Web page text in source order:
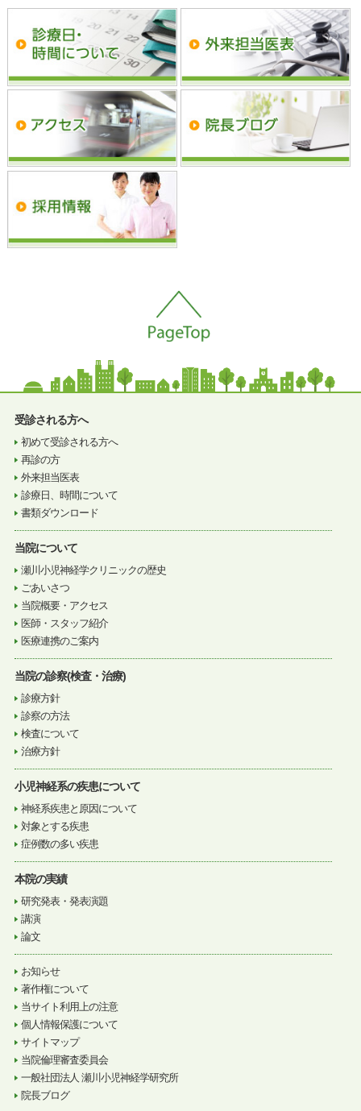
受診される方へ
初めて受診される方へ
再診の方
外来担当医表
診療日、時間について
書類ダウンロード
当院について
瀬川小児神経学クリニックの歴史
ごあいさつ
当院概要・アクセス
医師・スタッフ紹介
医療連携のご案内
当院の診察(検査・治療)
診療方針
診察の方法
検査について
治療方針
小児神経系の疾患について
神経系疾患と原因について
対象とする疾患
症例数の多い疾患
本院の実績
研究発表・発表演題
講演
論文
お知らせ
著作権について
当サイト利用上の注意
個人情報保護について
サイトマップ
当院倫理審査委員会
一般社団法人 瀬川小児神経学研究所
院長ブログ